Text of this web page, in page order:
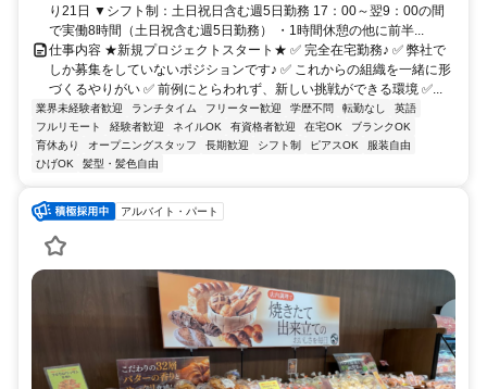
り21日 ▼シフト制：土日祝日含む週5日勤務 17：00～翌9：00の間
で実働8時間（土日祝含む週5日勤務） ・1時間休憩の他に前半...
仕事内容 ★新規プロジェクトスタート★ ✅ 完全在宅勤務♪ ✅ 弊社で
しか募集をしていないポジションです♪ ✅ これからの組織を一緒に形
づくるやりがい ✅ 前例にとらわれず、新しい挑戦ができる環境 ✅...
業界未経験者歓迎 ランチタイム フリーター歓迎 学歴不問 転勤なし
英語
フルリモート
経験者歓迎 ネイルOK 有資格者歓迎 在宅OK
ブランクOK
育休あり
オープニングスタッフ 長期歓迎 シフト制 ピアスOK
服装自由
ひげOK
髪型・髪色自由
アルバイト・パート